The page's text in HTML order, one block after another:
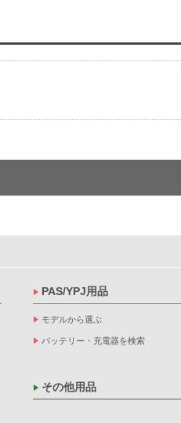
PAS/YPJ用品
モデルから選ぶ
バッテリー・充電器を検索
その他用品